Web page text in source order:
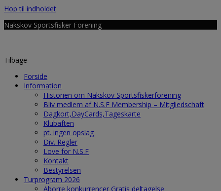
Hop til indholdet
Nakskov Sportsfisker Forening
Tilbage
Forside
Information
Historien om Nakskov Sportsfiskerforening
Bliv medlem af N.S.F Membership – Mitgliedschaft
Dagkort,DayCards,Tageskarte
Klubaften
pt. ingen opslag
Div. Regler
Love for N.S.F
Kontakt
Bestyrelsen
Turprogram 2026
Aborre konkurrencer Gratis deltagelse